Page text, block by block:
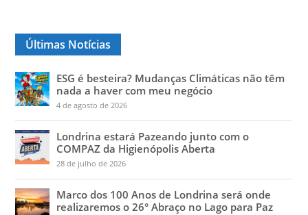
Últimas Notícias
ESG é besteira? Mudanças Climáticas não têm
nada a haver com meu negócio
4 de agosto de 2026
Londrina estará Pazeando junto com o
COMPAZ da Higienópolis Aberta
28 de julho de 2026
Marco dos 100 Anos de Londrina será onde
realizaremos o 26° Abraço no Lago para Paz